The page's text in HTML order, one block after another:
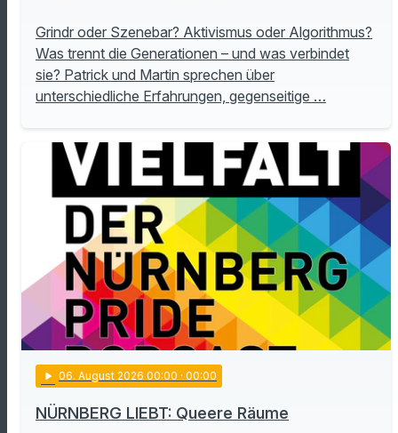
Grindr oder Szenebar? Aktivismus oder Algorithmus?
Was trennt die Generationen – und was verbindet
sie? Patrick und Martin sprechen über
unterschiedliche Erfahrungen, gegenseitige …
play_arrow 06. August 2026 00:00 · 00:00
NÜRNBERG LIEBT: Queere Räume